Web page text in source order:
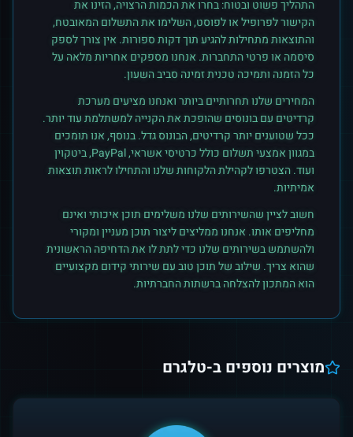
התהליך פשוט ובטוח: בחרו את הכמות הרצויה, הזינו את
הקישור לפרופיל או לפוסט, השלימו את התשלום המאובטח,
והתוצאות מתחילות להגיע תוך דקות ספורות. אין צורך לספק
סיסמה או פרטי התחברות. אנחנו מספקים אחריות מלאה על
כל הזמנה ותמיכה טכנית זמינה סביב השעון.
המחירים שלנו תחרותיים ביותר ואנחנו מציעים מערכת
קרדיטים עם בונוסים שהופכת את הקנייה למשתלמת עוד יותר.
ככל שטוענים יותר קרדיטים, הבונוס גדל. בנוסף, אנו תומכים
במגוון אמצעי תשלום כולל כרטיסי אשראי, PayPal, ביטקוין
ועוד. הצטרפו לקהילת הלקוחות שלנו והתחילו לראות תוצאות
אמיתיות.
חשוב לציין שהשירותים שלנו משלימים תוכן איכותי ואינם
מחליפים אותו. אנחנו ממליצים ליצור תוכן מעניין ומקורי
ולהשתמש בשירותים שלנו כדי לתת לו את הדחיפה הראשונית
שהוא צריך. שילוב של תוכן טוב עם שירותי קידום מקצועיים
הוא המתכון להצלחה ברשתות החברתיות.
מוצרים נוספים ב-טלגרם